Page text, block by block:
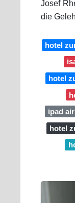
Josef
die
hotel
hotel
ipad
hotel